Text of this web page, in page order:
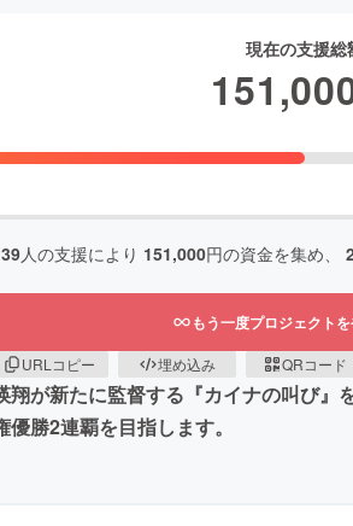
現在の支援総
39人の支援により 151,000円の資金を集め、
もう一度プロジェクト
URLコピー 埋め込み QRコード
が新たに監督する『カイナの叫び
勝2連覇を目指します。